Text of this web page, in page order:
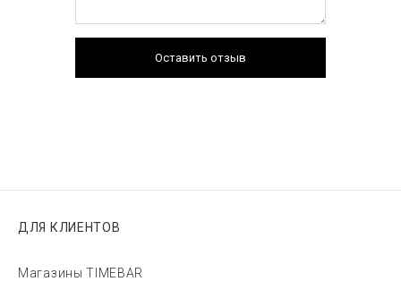
Оставить отзыв
ДЛЯ КЛИЕНТОВ
Магазины TIMEBAR